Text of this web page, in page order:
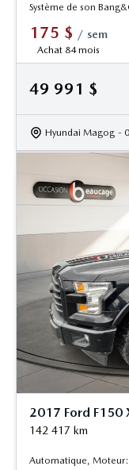
Système de son
175 $ / sem
Achat 84 mois
49 991 $
Hyundai Magog -
2017 Ford F150
142 417 km
Automatique, Moteur: